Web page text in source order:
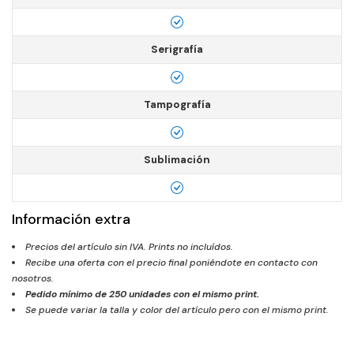
Serigrafía
Tampografía
Sublimación
Información extra
Precios del artículo sin IVA. Prints no incluídos.
Recibe una oferta con el precio final poniéndote en contacto con
nosotros.
Pedido mínimo de250unidades con el mismo print.
Se puede variar la talla y color del artículo pero con el mismo print.